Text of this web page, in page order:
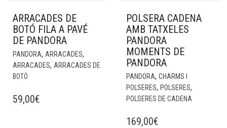
ARRACADES DE
BOTÓ FILA A PAVÉ
DE PANDORA
PANDORA, ARRACADES,
ARRACADES, ARRACADES DE
BOTÓ
59,00€
POLSERA CADENA
AMB TATXELES
PANDORA
MOMENTS DE
PANDORA
PANDORA, CHARMS I
POLSERES, POLSERES,
POLSERES DE CADENA
169,00€